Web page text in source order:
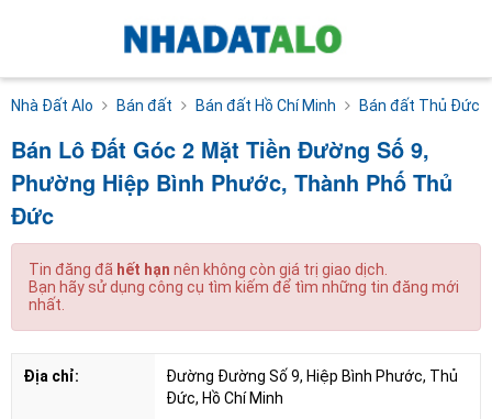
Nhà Đất Alo Bán đất Bán đất Hồ Chí Minh Bán đất Thủ Đức
Bán Lô Đất Góc 2 Mặt Tiền Đường Số 9,
Phường Hiệp Bình Phước, Thành Phố Thủ
Đức
Tin đăng đã hết hạn nên không còn giá trị giao dịch.
Bạn hãy sử dụng công cụ tìm kiếm để tìm những tin đăng mới
nhất.
Địa chỉ:
Đường Đường Số 9, Hiệp Bình Phước, Thủ
Đức, Hồ Chí Minh